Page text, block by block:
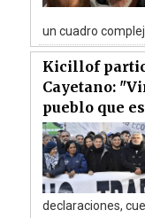
un cuadro
Kicillof
Cayetano:
pueblo que
declaraciones,